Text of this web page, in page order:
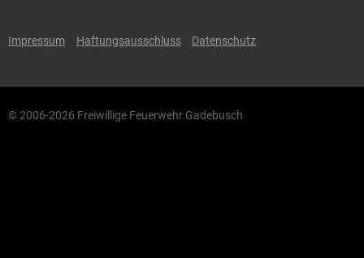
Impressum Haftungsausschluss Datenschutz
© 2006-2026 Freiwillige Feuerwehr Gadebusch